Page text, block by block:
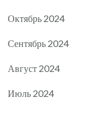
Октябрь 2024
Сентябрь 2024
Август 2024
Июль 2024